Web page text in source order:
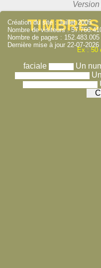
Ex : 50
faciale Un
Création du site : Juillet 2005
Nombre de visiteurs :
Nombre de pages : 152.483.005
Dernière mise à jour 22-07-2026